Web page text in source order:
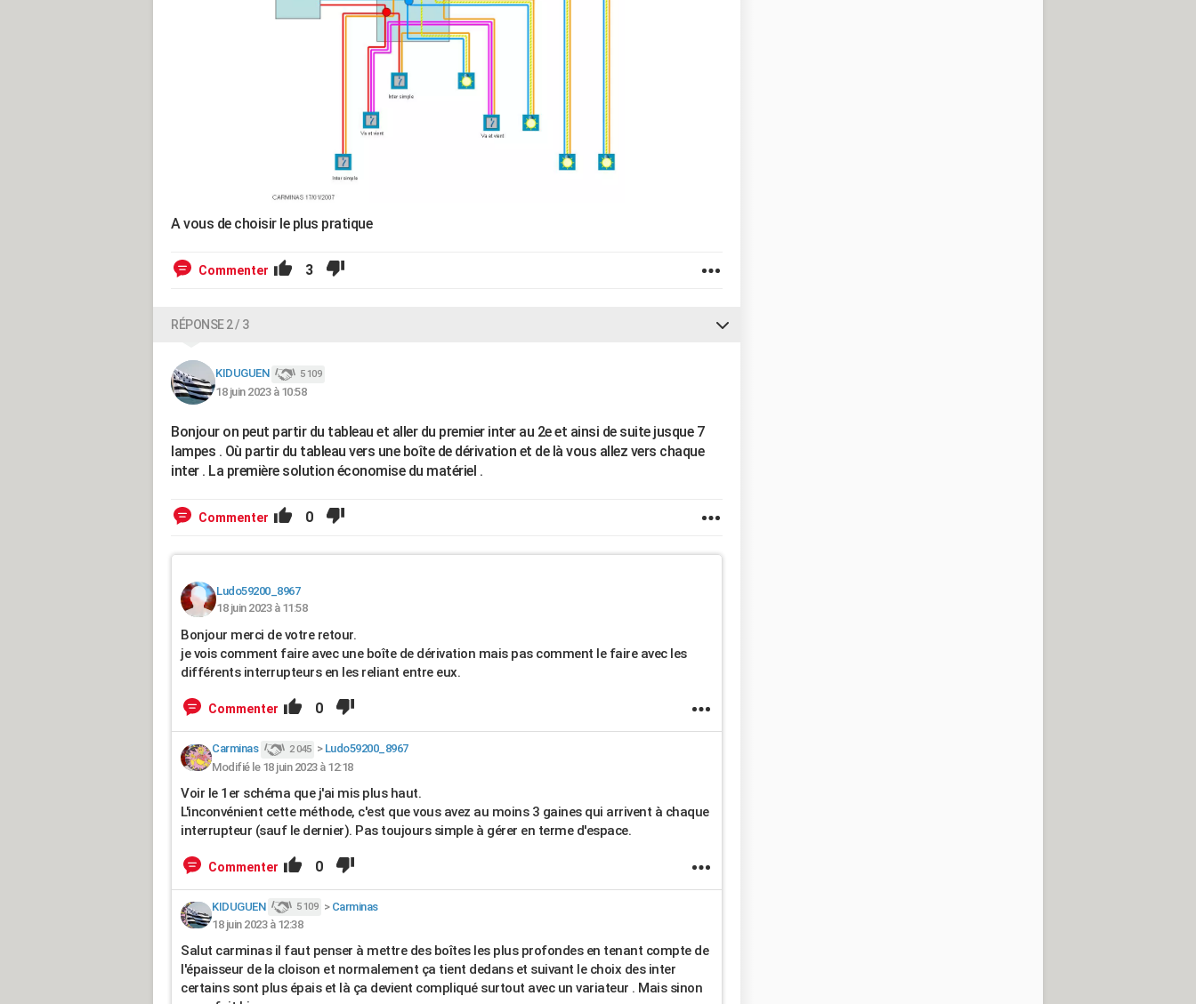
A vous de choisir le plus pratique
Commenter 3
RÉPONSE 2 / 3
KIDUGUEN 5 109
18 juin 2023 à 10:58
Bonjour on peut partir du tableau et aller du premier inter au 2e et ainsi de suite jusque 7
lampes . Où partir du tableau vers une boîte de dérivation et de là vous allez vers chaque
inter . La première solution économise du matériel .
Commenter 0
Ludo59200_8967
18 juin 2023 à 11:58
Bonjour merci de votre retour.
je vois comment faire avec une boîte de dérivation mais pas comment le faire avec les
différents interrupteurs en les reliant entre eux.
Commenter 0
Carminas 2 045 > Ludo59200_8967
Modifié le 18 juin 2023 à 12:18
Voir le 1er schéma que j'ai mis plus haut.
L'inconvénient cette méthode, c'est que vous avez au moins 3 gaines qui arrivent à chaque
interrupteur (sauf le dernier). Pas toujours simple à gérer en terme d'espace.
Commenter 0
KIDUGUEN 5 109 > Carminas
18 juin 2023 à 12:38
Salut carminas il faut penser à mettre des boîtes les plus profondes en tenant compte de
l'épaisseur de la cloison et normalement ça tient dedans et suivant le choix des inter
certains sont plus épais et là ça devient compliqué surtout avec un variateur . Mais sinon